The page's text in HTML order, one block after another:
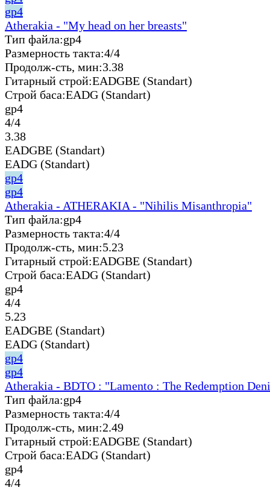
gp4
Atherakia - "My head on her breasts"
Тип файла:gp4
Размерность такта:4/4
Продолж-сть, мин:3.38
Гитарный строй:EADGBE (Standart)
Строй баса:EADG (Standart)
gp4
4/4
3.38
EADGBE (Standart)
EADG (Standart)
gp4
gp4
Atherakia - ATHERAKIA - "Nihilis Misanthropia"
Тип файла:gp4
Размерность такта:4/4
Продолж-сть, мин:5.23
Гитарный строй:EADGBE (Standart)
Строй баса:EADG (Standart)
gp4
4/4
5.23
EADGBE (Standart)
EADG (Standart)
gp4
gp4
Atherakia - BDTO : "Lamento : The Redemption
Тип файла:gp4
Размерность такта:4/4
Продолж-сть, мин:2.49
Гитарный строй:EADGBE (Standart)
Строй баса:EADG (Standart)
gp4
4/4